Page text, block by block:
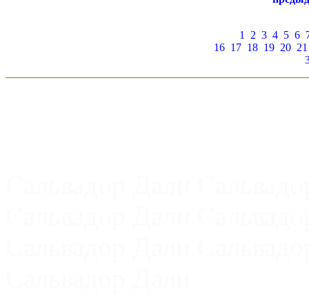
1 2 3 4 5 6
16 17 18 19 20 21